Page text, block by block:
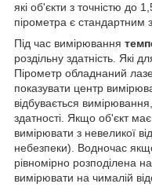
які об'єкти з точністю до
пірометра є стандартним
Під час вимірювання
роздільну здатність. Які
Пірометр обладнаний
показувати центр
відбувається
здатності. Якщо об'єкт
вимірювати з невеликої
небезпеки). Водночас
рівномірно розподілена
вимірювати на чималій